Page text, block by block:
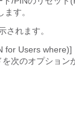
す。
れます。
for Users where)]
次のオプション